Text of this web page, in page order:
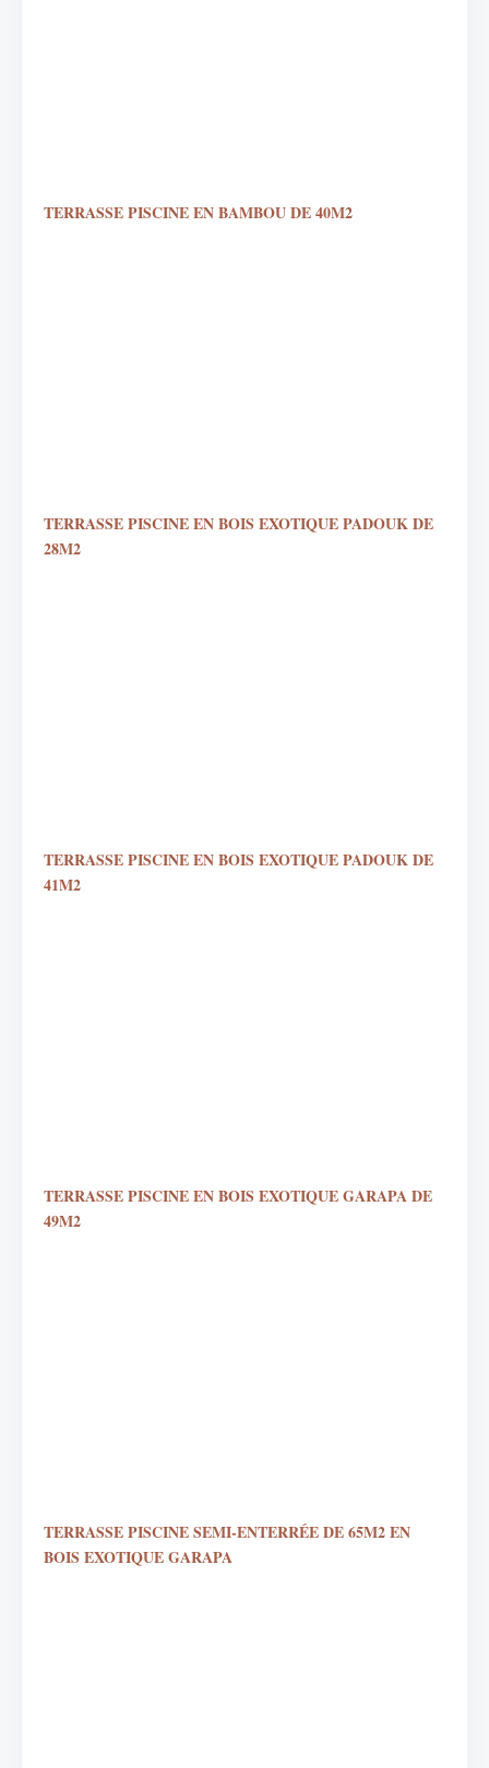
TERRASSE PISCINE EN BAMBOU DE 40M2
TERRASSE PISCINE EN BOIS EXOTIQUE PADOUK DE
28M2
TERRASSE PISCINE EN BOIS EXOTIQUE PADOUK DE
41M2
TERRASSE PISCINE EN BOIS EXOTIQUE GARAPA DE
49M2
TERRASSE PISCINE SEMI-ENTERRÉE DE 65M2 EN
BOIS EXOTIQUE GARAPA